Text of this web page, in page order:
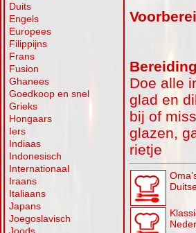
Duits
Engels
Europees
Filippijns
Frans
Fusion
Ghanees
Goedkoop en snel
Grieks
Hongaars
Iers
Indiaas
Indonesisch
Internationaal
Iraans
Italiaans
Japans
Joegoslavisch
Doe alle
glad en
bij of
glazen,
rietje